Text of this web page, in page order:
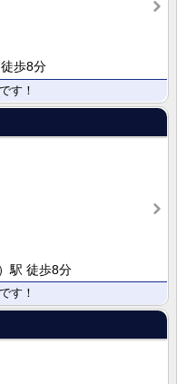
歩8分
す！
駅 徒歩8分
す！